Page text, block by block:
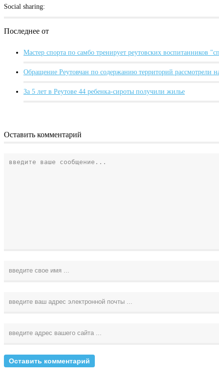
Social sharing:
Последнее от
Мастер спорта по самбо тренирует реутовских воспитанников
Обращение Реутовчан по содержанию территорий рассмотрели
За 5 лет в Реутове 44 ребенка-сироты получили жилье
Оставить комментарий